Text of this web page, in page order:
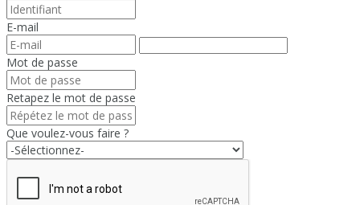
E-mail
Mot de passe
Retapez le mot de passe
Que voulez-vous faire ?